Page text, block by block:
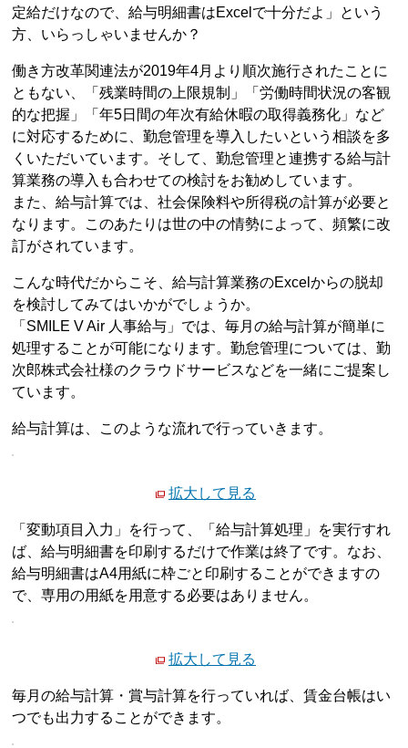
定給だけなので、給与明細書はExcelで十分だよ」という
方、いらっしゃいませんか？
働き方改革関連法が2019年4月より順次施行されたことに
ともない、「残業時間の上限規制」「労働時間状況の客観
的な把握」「年5日間の年次有給休暇の取得義務化」など
に対応するために、勤怠管理を導入したいという相談を多
くいただいています。そして、勤怠管理と連携する給与計
算業務の導入も合わせての検討をお勧めしています。
また、給与計算では、社会保険料や所得税の計算が必要と
なります。このあたりは世の中の情勢によって、頻繁に改
訂がされています。
こんな時代だからこそ、給与計算業務のExcelからの脱却
を検討してみてはいかがでしょうか。
「SMILE V Air 人事給与」では、毎月の給与計算が簡単に
処理することが可能になります。勤怠管理については、勤
次郎株式会社様のクラウドサービスなどを一緒にご提案し
ています。
給与計算は、このような流れで行っていきます。
拡大して見る
「変動項目入力」を行って、「給与計算処理」を実行すれ
ば、給与明細書を印刷するだけで作業は終了です。なお、
給与明細書はA4用紙に枠ごと印刷することができますの
で、専用の用紙を用意する必要はありません。
拡大して見る
毎月の給与計算・賞与計算を行っていれば、賃金台帳はい
つでも出力することができます。